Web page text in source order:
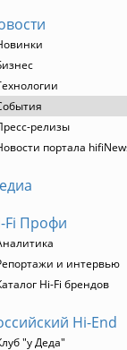
релизы
портала
Fi Профи
и интервью
Hi-Fi брендов
Hi-End
"у Деда"